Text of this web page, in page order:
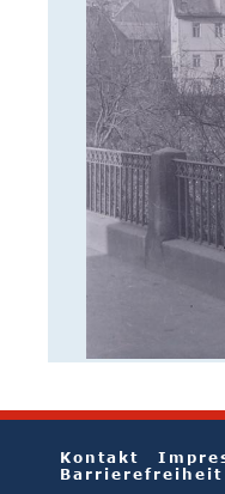
Kontakt
Barrierefreiheit